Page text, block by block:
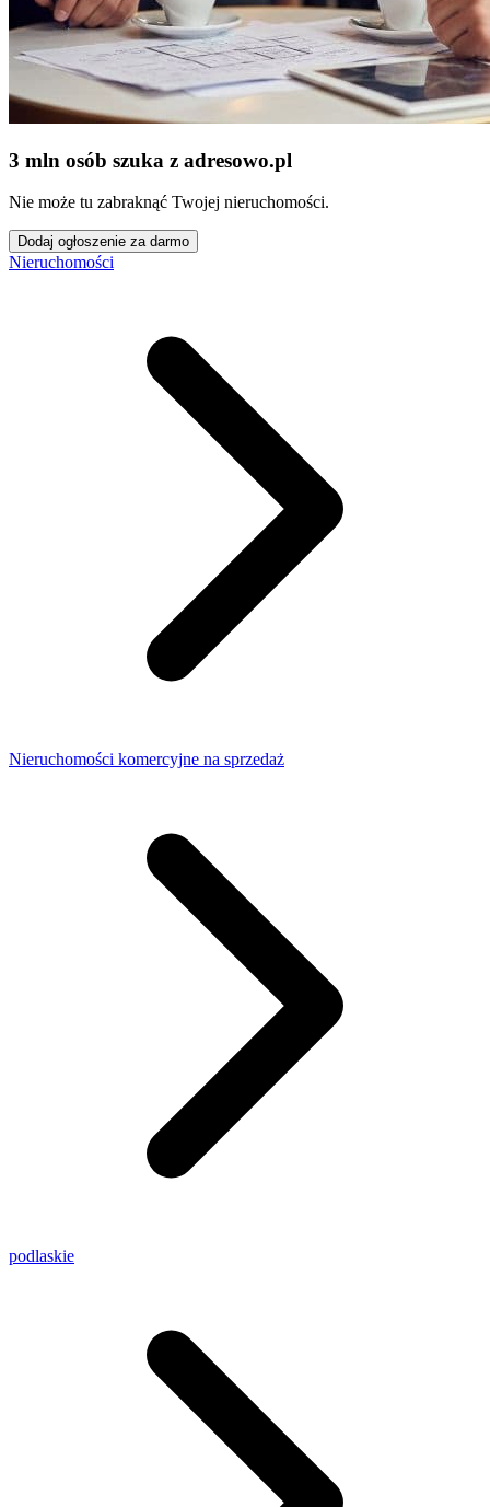
3 mln osób szuka z adresowo.pl
Nie może tu zabraknąć Twojej nieruchomości.
Dodaj ogłoszenie za darmo
Nieruchomości
Nieruchomości komercyjne na sprzedaż
podlaskie